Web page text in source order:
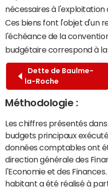
nécessaires à l'exploitation
Ces biens font l'objet d'un
l'échéance de la
budgétaire correspond à
Dette de Baulme-
la-Roche
Méthodologie :
Les chiffres présentés
budgets principaux
données comptables ont
direction générale des
l'Economie et des
habitant a été réalisé à